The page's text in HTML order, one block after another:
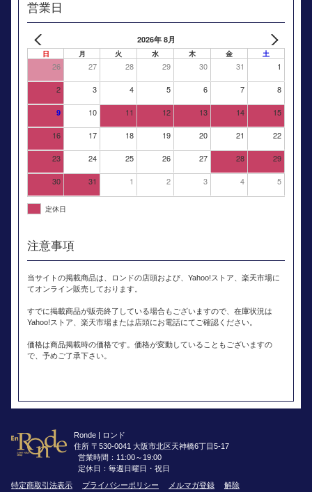
営業日
2026年 8月
日 月 火 水 木 金 土
26 27 28 29 30 31 1
2 3 4 5 6 7 8
9 10 11 12 13 14 15
16 17 18 19 20 21 22
23 24 25 26 27 28 29
30 31 1 2 3 4 5
定休日
注意事項
当サイトの掲載商品は、ロンドの店頭および、Yahoo!ストア、楽天市場に
てオンライン販売しております。
すでに掲載商品が販売終了している場合もございますので、在庫状況は
Yahoo!ストア、楽天市場または店頭にお電話にてご確認ください。
価格は商品掲載時の価格です。価格が変動していることもございますの
で、予めご了承下さい。
Ronde | ロンド
住所 〒530-0041 大阪市北区天神橋6丁目5-17
営業時間：11:00～19:00
定休日：毎週日曜日・祝日
特定商取引法表示
プライバシーポリシー メルマガ登録 解除